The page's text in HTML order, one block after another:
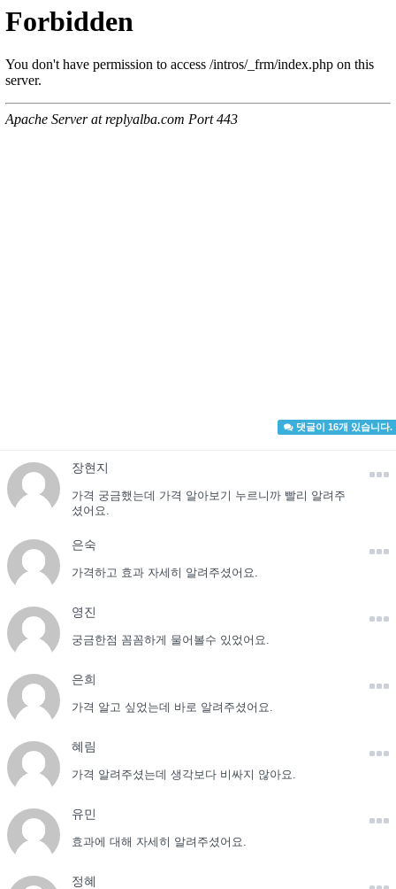
댓글이 16개 있습니다.
장현지
가격 궁금했는데 가격 알아보기 누르니까 빨리 알려주
셨어요.
은숙
가격하고 효과 자세히 알려주셨어요.
영진
궁금한점 꼼꼼하게 물어볼수 있었어요.
은희
가격 알고 싶었는데 바로 알려주셨어요.
혜림
가격 알려주셨는데 생각보다 비싸지 않아요.
유민
효과에 대해 자세히 알려주셨어요.
정혜